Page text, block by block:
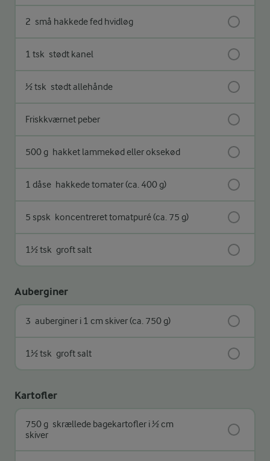
2 små hakkede fed hvidløg
1 tsk stødt kanel
½ tsk stødt allehånde
Friskkværnet peber
500 g hakket lammekød eller oksekød
1 dåse hakkede tomater (ca. 400 g)
5 spsk koncentreret tomatpuré (ca. 75 g)
1½ tsk groft salt
Auberginer
3 auberginer i 1 cm skiver (ca. 750 g)
1½ tsk groft salt
Kartofler
750 g skrællede bagekartofler i ½ cm
skiver